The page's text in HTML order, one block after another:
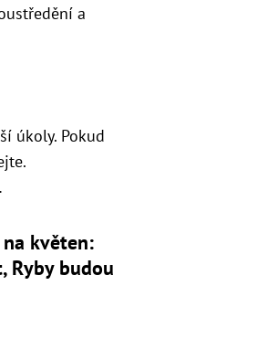
a
úkoly. Pokud
květen:
Ryby budou